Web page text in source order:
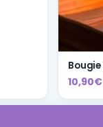
10,90€